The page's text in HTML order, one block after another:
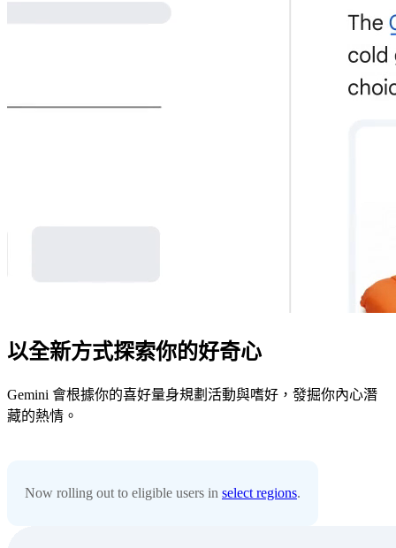
以全新方式探索你的好奇心
Gemini 會根據你的喜好量身規劃活動與嗜好，發掘你內心潛
藏的熱情。
Now rolling out to eligible users in select regions.